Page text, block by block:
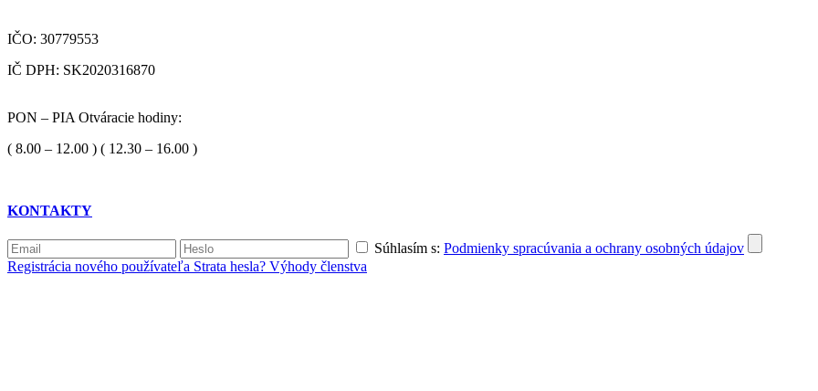
IČO: 30779553
IČ DPH: SK2020316870
PON – PIA Otváracie hodiny:
( 8.00 – 12.00 ) ( 12.30 – 16.00 )
KONTAKTY
Súhlasím s: Podmienky spracúvania a ochrany osobných údajov
Registrácia nového používateľa Strata hesla? Výhody členstva